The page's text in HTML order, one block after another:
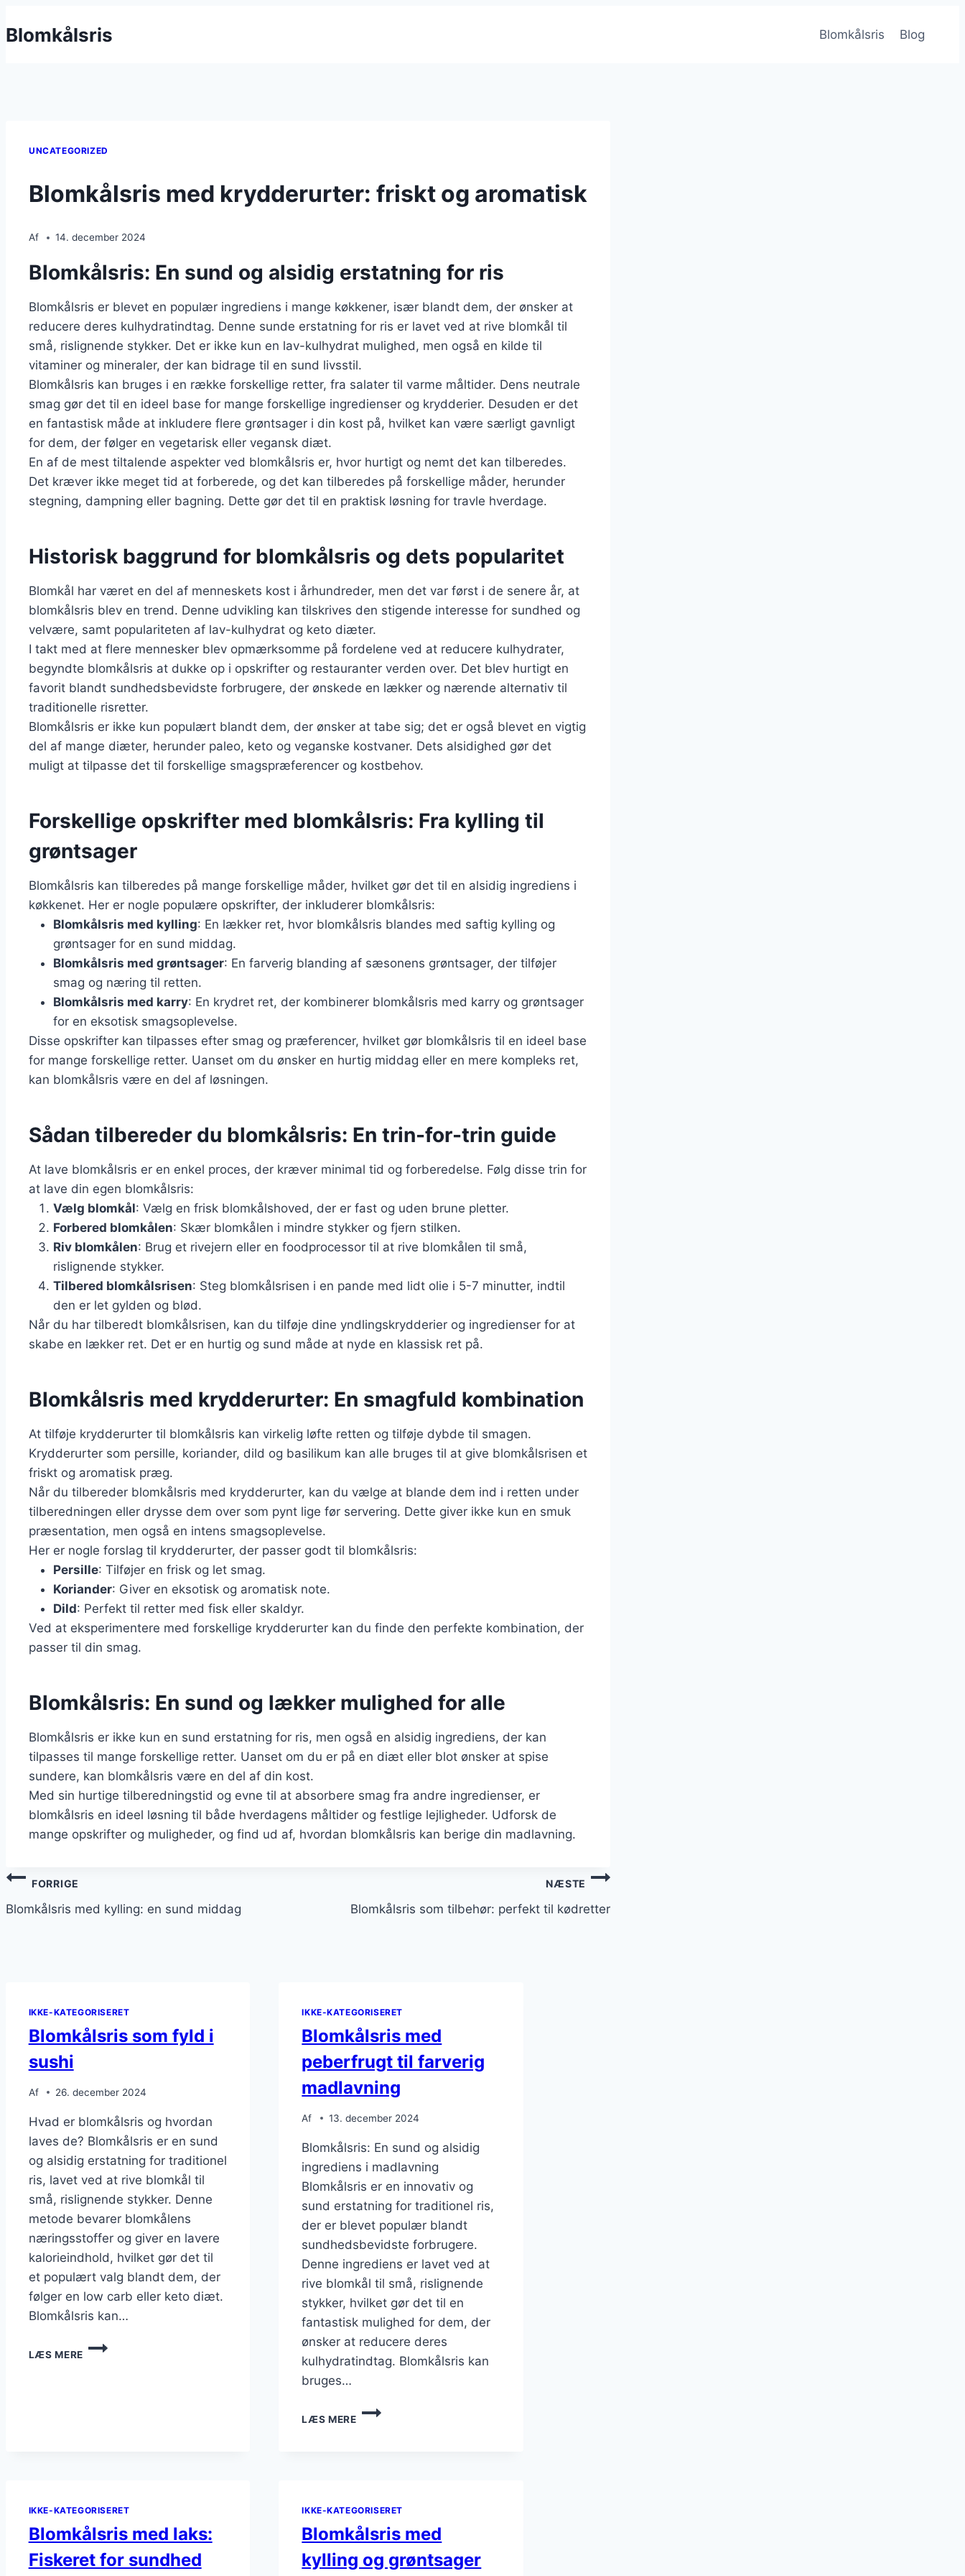
til
Blomkålsris Blomkålsris Blog
UNCATEGORIZED
Blomkålsris med krydderurter: friskt og aromatisk
Af 14. december 2024
Blomkålsris: En sund og alsidig erstatning for ris
Blomkålsris er blevet en populær ingrediens i mange køkkener, især blandt dem, der ønsker at
reducere deres kulhydratindtag. Denne sunde erstatning for ris er lavet ved at rive blomkål til
små, rislignende stykker. Det er ikke kun en lav-kulhydrat mulighed, men også en kilde til
vitaminer og mineraler, der kan bidrage til en sund livsstil.
Blomkålsris kan bruges i en række forskellige retter, fra salater til varme måltider. Dens neutrale
smag gør det til en ideel base for mange forskellige ingredienser og krydderier. Desuden er det
en fantastisk måde at inkludere flere grøntsager i din kost på, hvilket kan være særligt gavnligt
for dem, der følger en vegetarisk eller vegansk diæt.
En af de mest tiltalende aspekter ved blomkålsris er, hvor hurtigt og nemt det kan tilberedes.
Det kræver ikke meget tid at forberede, og det kan tilberedes på forskellige måder, herunder
stegning, dampning eller bagning. Dette gør det til en praktisk løsning for travle hverdage.
Historisk baggrund for blomkålsris og dets popularitet
Blomkål har været en del af menneskets kost i århundreder, men det var først i de senere år, at
blomkålsris blev en trend. Denne udvikling kan tilskrives den stigende interesse for sundhed og
velvære, samt populariteten af lav-kulhydrat og keto diæter.
I takt med at flere mennesker blev opmærksomme på fordelene ved at reducere kulhydrater,
begyndte blomkålsris at dukke op i opskrifter og restauranter verden over. Det blev hurtigt en
favorit blandt sundhedsbevidste forbrugere, der ønskede en lækker og nærende alternativ til
traditionelle risretter.
Blomkålsris er ikke kun populært blandt dem, der ønsker at tabe sig; det er også blevet en vigtig
del af mange diæter, herunder paleo, keto og veganske kostvaner. Dets alsidighed gør det
muligt at tilpasse det til forskellige smagspræferencer og kostbehov.
Forskellige opskrifter med blomkålsris: Fra kylling til
grøntsager
Blomkålsris kan tilberedes på mange forskellige måder, hvilket gør det til en alsidig ingrediens i
køkkenet. Her er nogle populære opskrifter, der inkluderer blomkålsris:
Blomkålsris med kylling: En lækker ret, hvor blomkålsris blandes med saftig kylling og
grøntsager for en sund middag.
Blomkålsris med grøntsager: En farverig blanding af sæsonens grøntsager, der tilføjer
smag og næring til retten.
Blomkålsris med karry: En krydret ret, der kombinerer blomkålsris med karry og grøntsager
for en eksotisk smagsoplevelse.
Disse opskrifter kan tilpasses efter smag og præferencer, hvilket gør blomkålsris til en ideel base
for mange forskellige retter. Uanset om du ønsker en hurtig middag eller en mere kompleks ret,
kan blomkålsris være en del af løsningen.
Sådan tilbereder du blomkålsris: En trin-for-trin guide
At lave blomkålsris er en enkel proces, der kræver minimal tid og forberedelse. Følg disse trin for
at lave din egen blomkålsris:
Vælg blomkål: Vælg en frisk blomkålshoved, der er fast og uden brune pletter.
Forbered blomkålen: Skær blomkålen i mindre stykker og fjern stilken.
Riv blomkålen: Brug et rivejern eller en foodprocessor til at rive blomkålen til små,
rislignende stykker.
Tilbered blomkålsrisen: Steg blomkålsrisen i en pande med lidt olie i 5-7 minutter, indtil
den er let gylden og blød.
Når du har tilberedt blomkålsrisen, kan du tilføje dine yndlingskrydderier og ingredienser for at
skabe en lækker ret. Det er en hurtig og sund måde at nyde en klassisk ret på.
Blomkålsris med krydderurter: En smagfuld kombination
At tilføje krydderurter til blomkålsris kan virkelig løfte retten og tilføje dybde til smagen.
Krydderurter som persille, koriander, dild og basilikum kan alle bruges til at give blomkålsrisen et
friskt og aromatisk præg.
Når du tilbereder blomkålsris med krydderurter, kan du vælge at blande dem ind i retten under
tilberedningen eller drysse dem over som pynt lige før servering. Dette giver ikke kun en smuk
præsentation, men også en intens smagsoplevelse.
Her er nogle forslag til krydderurter, der passer godt til blomkålsris:
Persille: Tilføjer en frisk og let smag.
Koriander: Giver en eksotisk og aromatisk note.
Dild: Perfekt til retter med fisk eller skaldyr.
Ved at eksperimentere med forskellige krydderurter kan du finde den perfekte kombination, der
passer til din smag.
Blomkålsris: En sund og lækker mulighed for alle
Blomkålsris er ikke kun en sund erstatning for ris, men også en alsidig ingrediens, der kan
tilpasses til mange forskellige retter. Uanset om du er på en diæt eller blot ønsker at spise
sundere, kan blomkålsris være en del af din kost.
Med sin hurtige tilberedningstid og evne til at absorbere smag fra andre ingredienser, er
blomkålsris en ideel løsning til både hverdagens måltider og festlige lejligheder. Udforsk de
mange opskrifter og muligheder, og find ud af, hvordan blomkålsris kan berige din madlavning.
Indlægsnavigation
FORRIGE
Blomkålsris med kylling: en sund middag
NÆSTE
Blomkålsris som tilbehør: perfekt til kødretter
IKKE-KATEGORISERET
Blomkålsris som fyld i
sushi
Af 26. december 2024
Hvad er blomkålsris og hvordan
laves de? Blomkålsris er en sund
og alsidig erstatning for traditionel
ris, lavet ved at rive blomkål til
små, rislignende stykker. Denne
metode bevarer blomkålens
næringsstoffer og giver en lavere
kalorieindhold, hvilket gør det til
et populært valg blandt dem, der
følger en low carb eller keto diæt.
Blomkålsris kan…
LÆS MERE
BLOMKÅLSRIS
IKKE-KATEGORISERET
Blomkålsris med
peberfrugt til farverig
madlavning
Af 13. december 2024
Blomkålsris: En sund og alsidig
ingrediens i madlavning
Blomkålsris er en innovativ og
sund erstatning for traditionel ris,
der er blevet populær blandt
sundhedsbevidste forbrugere.
Denne ingrediens er lavet ved at
rive blomkål til små, rislignende
stykker, hvilket gør det til en
fantastisk mulighed for dem, der
ønsker at reducere deres
kulhydratindtag. Blomkålsris kan
bruges…
LÆS MERE
BLOMKÅLSRIS
MED
IKKE-KATEGORISERET
Blomkålsris med laks:
Fiskeret for sundhed
IKKE-KATEGORISERET
Blomkålsris med
kylling og grøntsager